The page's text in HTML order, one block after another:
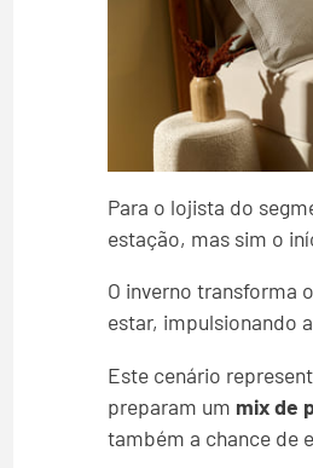
Para o lojista do
estação, mas sim o
O inverno transforma
estar, impulsionando
Este cenário
preparam um mix de
também a chance de